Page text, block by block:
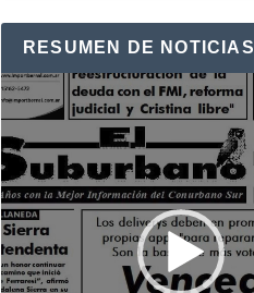
RESUMEN DE NOTICIAS
Reproductor
de
vídeo